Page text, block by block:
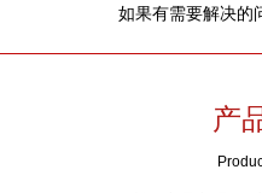
如果有需要解决的
产